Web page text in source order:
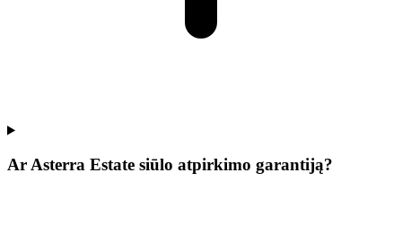
Ar Asterra Estate siūlo atpirkimo garantiją?